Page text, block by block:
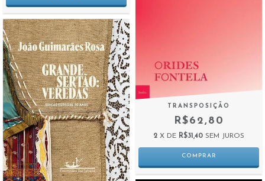
TRANSPOSIÇÃO
R$62,80
2 X DE R$31,40 SEM JUROS